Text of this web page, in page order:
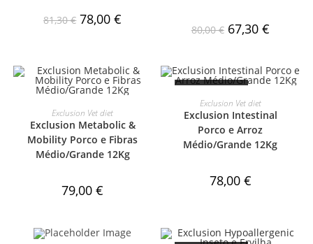
81,30€ 78,00€
80,00€ 67,30 €
VER PRODUTO
Exclusion Vet diet
Exclusion Metabolic &
Mobility Porco e Fibras
Médio/Grande 12Kg
79,00€
OUT OF STOCK
VER PRODUTO
Exclusion Vet diet
Exclusion Intestinal
Porco e Arroz
Médio/Grande 12Kg
78,00 €